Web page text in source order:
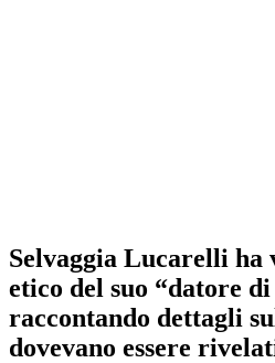
Selvaggia Lucarelli ha
etico del suo “datore
raccontando dettagli
dovevano essere